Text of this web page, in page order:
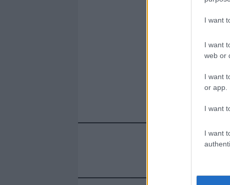
I want
I want
web or
I want
or app.
I want
I want